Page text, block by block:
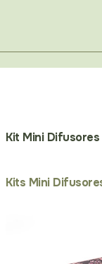
Kit Mini Difusores
Kits Mini